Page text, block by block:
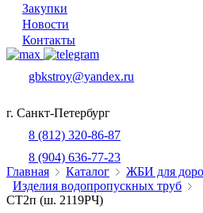
Закупки
Новости
Контакты
gbkstroy@yandex.ru
г. Санкт-Петербург
8 (812) 320-86-87
8 (904) 636-77-23
Главная
Каталог
ЖБИ для
Изделия водопропускных труб
СТ2п (ш. 2119РЧ)